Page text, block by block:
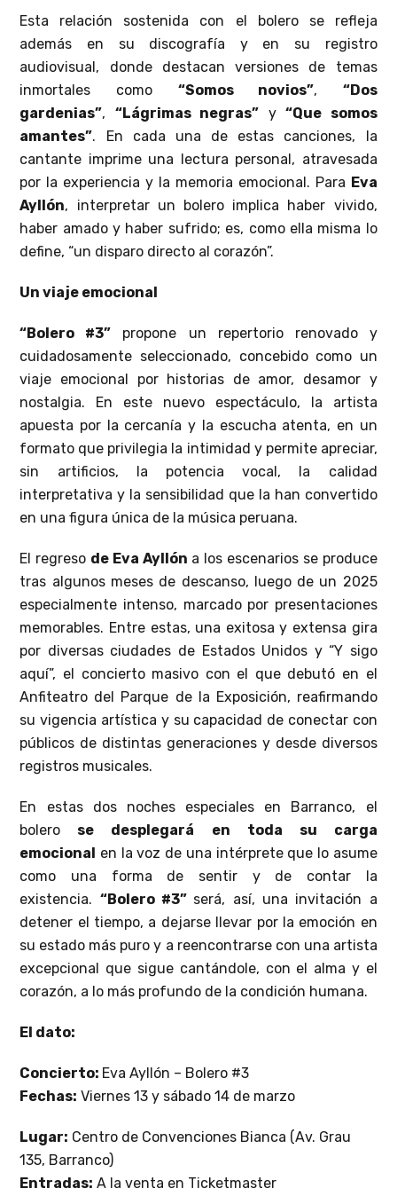
Esta relación sostenida con el bolero se refleja
además en su discografía y en su registro
audiovisual, donde destacan versiones de temas
inmortales como “Somos novios”, “Dos
gardenias”, “Lágrimas negras” y“Que somos
amantes”. En cada una de estas canciones, la
cantante imprime una lectura personal, atravesada
por la experiencia y la memoria emocional. Para Eva
Ayllón, interpretar un bolero implica haber vivido,
haber amado y haber sufrido; es, como ella misma lo
define, “un disparo directo al corazón”.
Un viaje emocional
“Bolero #3” propone un repertorio renovado y
cuidadosamente seleccionado, concebido como un
viaje emocional por historias de amor, desamor y
nostalgia. En este nuevo espectáculo, la artista
apuesta por la cercanía y la escucha atenta, en un
formato que privilegia la intimidad y permite apreciar,
sin artificios, la potencia vocal, la calidad
interpretativa y la sensibilidad que la han convertido
en una figura única de la música peruana.
El regreso de Eva Ayllón a los escenarios se produce
tras algunos meses de descanso, luego de un 2025
especialmente intenso, marcado por presentaciones
memorables. Entre estas, una exitosa y extensa gira
por diversas ciudades de Estados Unidos y “Y sigo
aquí”, el concierto masivo con el que debutó en el
Anfiteatro del Parque de la Exposición, reafirmando
su vigencia artística y su capacidad de conectar con
públicos de distintas generaciones y desde diversos
registros musicales.
En estas dos noches especiales en Barranco, el
bolero
se desplegará en toda su carga
emocional en la voz de una intérprete que lo asume
como una forma de sentir y de contar la
existencia. “Bolero #3” será, así, una invitación a
detener el tiempo, a dejarse llevar por la emoción en
su estado más puro y a reencontrarse con una artista
excepcional que sigue cantándole, con el alma y el
corazón, a lo más profundo de la condición humana.
El dato:
Concierto: Eva Ayllón – Bolero #3
Fechas: Viernes 13 y sábado 14 de marzo
Lugar: Centro de Convenciones Bianca (Av. Grau
135, Barranco)
Entradas: A la venta en Ticketmaster